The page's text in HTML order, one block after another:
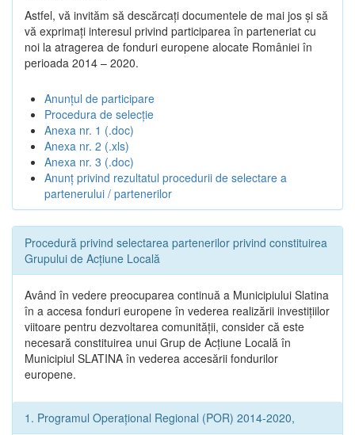
Astfel, vă invităm să descărcați documentele de mai jos și să
vă exprimați interesul privind participarea în parteneriat cu
noi la atragerea de fonduri europene alocate României în
perioada 2014 – 2020.
Anunțul de participare
Procedura de selecție
Anexa nr. 1 (.doc)
Anexa nr. 2 (.xls)
Anexa nr. 3 (.doc)
Anunț privind rezultatul procedurii de selectare a
partenerului / partenerilor
Procedură privind selectarea partenerilor privind constituirea
Grupului de Acțiune Locală
Având în vedere preocuparea continuă a Municipiului Slatina
în a accesa fonduri europene în vederea realizării investițiilor
viitoare pentru dezvoltarea comunității, consider că este
necesară constituirea unui Grup de Acțiune Locală în
Municipiul SLATINA în vederea accesării fondurilor
europene.
1. Programul Operațional Regional (POR) 2014-2020,